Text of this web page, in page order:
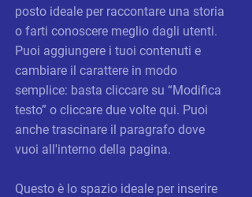
posto ideale per raccontare una storia
o farti conoscere meglio dagli utenti.
Puoi aggiungere i tuoi contenuti e
cambiare il carattere in modo
semplice: basta cliccare su “Modifica
testo” o cliccare due volte qui. Puoi
anche trascinare il paragrafo dove
vuoi all'interno della pagina.​
Questo è lo spazio ideale per inserire